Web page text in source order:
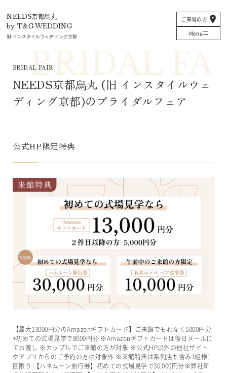
NEEDS京都烏丸
by T&G WEDDING
旧:インスタイルウェディング京都
ご来場の方
Menu
BRIDAL FAIR
NEEDS京都烏丸 (旧 インスタイルウェ
ディング京都)のブライダルフェア
公式HP限定特典
【最大13000円分のAmazonギフトカード】ご来館でもれなく5000円分
+初めての式場見学で8000円分 ※Amazonギフトカードは後日メールに
てお渡し ※カップルでご来館の方が対象 ※公式HP以外の他社サイト
やアプリからのご予約の方は対象外 ※来館特典は系列店も含み1組様1
回限り 【ハネムーン旅行券】初めての式場見学で30,000円分※弊社新